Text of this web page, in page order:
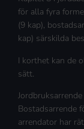
för alla fyra
(9 kap),
kap) särskilda
I korthet kan de
sätt.
Bostadsarrende
arrendator har